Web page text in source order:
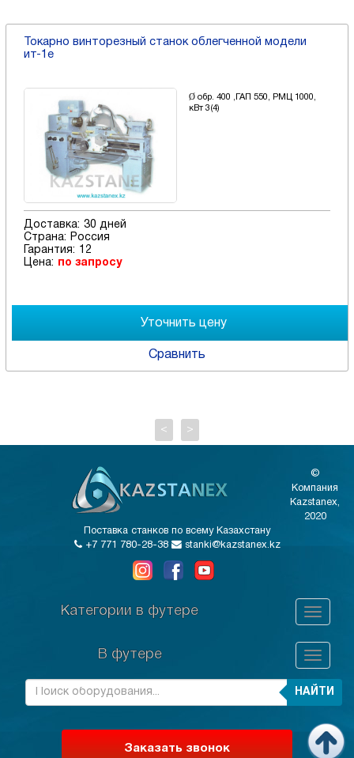
Токарно винторезный станок облегченной модели
ит-1е
Ø обр. 400 ,ГАП 550, РМЦ 1000,
кВт 3(4)
Доставка: 30 дней
Страна:
Россия
Гарантия:
12
Цена:
по запросу
Сравнить
< >
©
Компания
Kazstanex,
2020
Поставка станков по всему Казахстану
+7 771 780-28-38
stanki@kazstanex.kz
Категории в футере
В футере
НАЙТИ
Заказать звонок